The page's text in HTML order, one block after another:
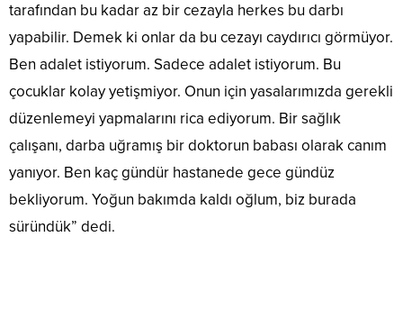
tarafından bu kadar az bir cezayla herkes bu darbı
yapabilir. Demek ki onlar da bu cezayı caydırıcı görmüyor.
Ben adalet istiyorum. Sadece adalet istiyorum. Bu
çocuklar kolay yetişmiyor. Onun için yasalarımızda gerekli
düzenlemeyi yapmalarını rica ediyorum. Bir sağlık
çalışanı, darba uğramış bir doktorun babası olarak canım
yanıyor. Ben kaç gündür hastanede gece gündüz
bekliyorum. Yoğun bakımda kaldı oğlum, biz burada
süründük” dedi.